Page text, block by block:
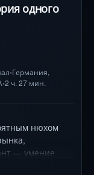
одного
•Германия,
•2 ч. 27 мин.
нюхом
— умение
Под крылом